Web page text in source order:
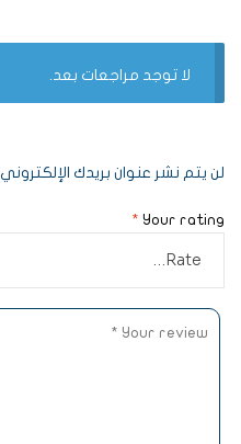
لا توجد مراجعات بعد.
لن يتم نشر عنوان بريدك الإلكتروني.
Your rating
*